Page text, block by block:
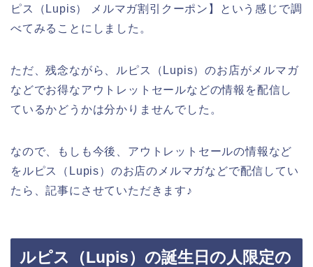
ピス（Lupis） メルマガ割引クーポン】という感じで調
べてみることにしました。
ただ、残念ながら、ルピス（Lupis）のお店がメルマガ
などでお得なアウトレットセールなどの情報を配信し
ているかどうかは分かりませんでした。
なので、もしも今後、アウトレットセールの情報など
をルピス（Lupis）のお店のメルマガなどで配信してい
たら、記事にさせていただきます♪
ルピス（Lupis）の誕生日の人限定の